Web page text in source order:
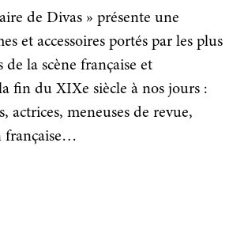
de Divas » présente une
et accessoires portés par les plus
de la scène française et
fin du XIXe siècle à nos jours :
actrices, meneuses de revue,
française…